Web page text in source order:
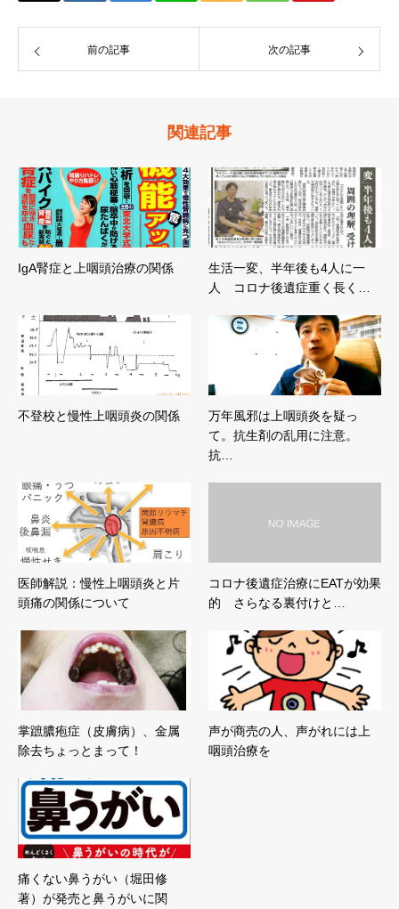
前の記事 次の記事
関連記事
IgA腎症と上咽頭治療の関係
生活一変、半年後も4人に一
人 コロナ後遺症重く長く…
不登校と慢性上咽頭炎の関係
万年風邪は上咽頭炎を疑っ
て。抗生剤の乱用に注意。
抗…
医師解説：慢性上咽頭炎と片
頭痛の関係について
コロナ後遺症治療にEATが効果
的 さらなる裏付けと…
掌蹠膿疱症（皮膚病）、金属
除去ちょっとまって！
声が商売の人、声がれには上
咽頭治療を
痛くない鼻うがい（堀田修
著）が発売と鼻うがいに関